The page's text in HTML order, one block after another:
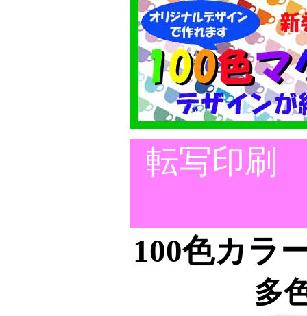
転写印刷
100色カラ
多